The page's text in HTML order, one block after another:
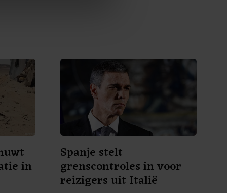
in
Spanje stelt
grenscontroles in voor
reizigers uit Italië